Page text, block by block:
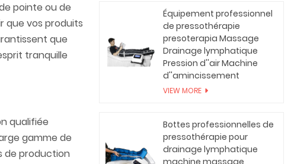
pointe ou de
que vos produits
que
tranquille
qualifiée
gamme de
de production
Équipement professionnel
de pressothérapie
presoterapia Massage
Drainage lymphatique
Pression d''air Machine
d''amincissement
VIEW MORE
Bottes professionnelles de
pressothérapie pour
drainage lymphatique
machine massage